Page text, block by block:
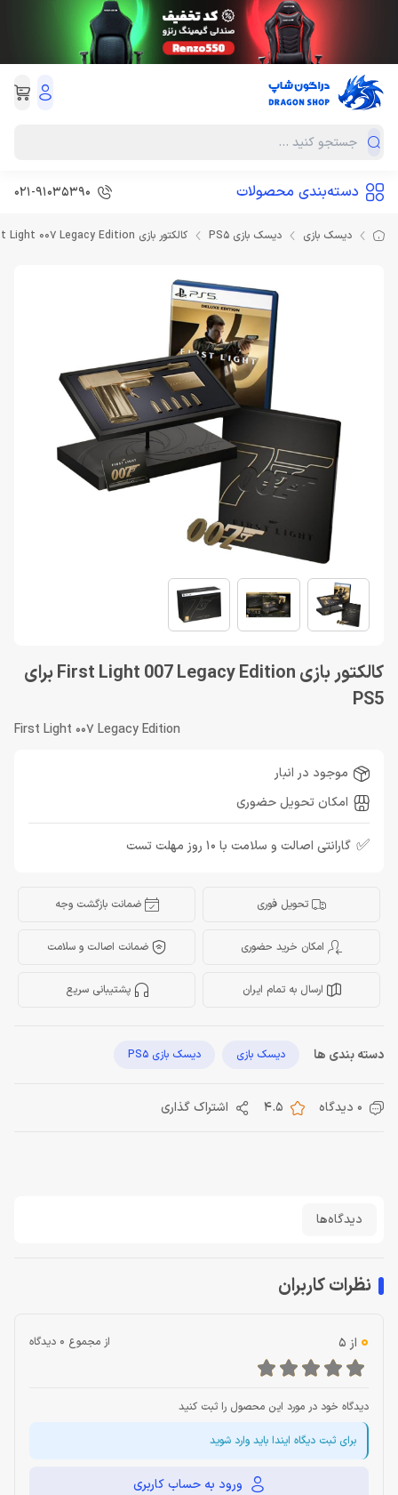
دسته‌بندی محصولات 021-91035390
دیسک بازی دیسک بازی PS5 کالکتور بازی First Light 007 Legacy Edition برای PS5
کالکتور بازی First Light 007 Legacy Edition برای
PS5
First Light 007 Legacy Edition
موجود در انبار
امکان تحویل حضوری
✅ گارانتی اصالت و سلامت با 10 روز مهلت تست
تحویل فوری ضمانت بازگشت وجه
امکان خرید حضوری ضمانت اصالت و سلامت
ارسال به تمام ایران پشتیبانی سریع
دسته بندی ها دیسک بازی دیسک بازی PS5
0 دیدگاه 4.5 اشتراک گذاری
دیدگاه‌ها
نظرات کاربران
0 از 5 از مجموع 0 دیدگاه
دیدگاه خود در مورد این محصول را ثبت کنید
برای ثبت دیگاه ایندا باید وارد شوید
ورود به حساب کاربری